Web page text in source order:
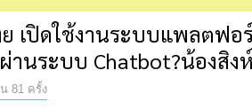
เปิดใช้งานระบบแพลตฟ
านระบบ Chatbot?น้องสิง
81 ครั้ง